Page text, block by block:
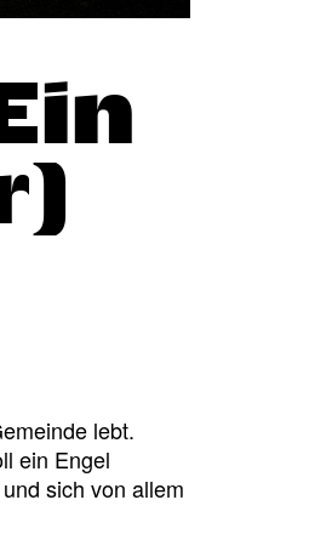
lebt.
ein Engel
sich von allem